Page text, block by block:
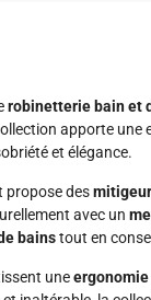
robinetterie bain et
apporte une
et élégance.
propose des
avec un
bainstout en
une